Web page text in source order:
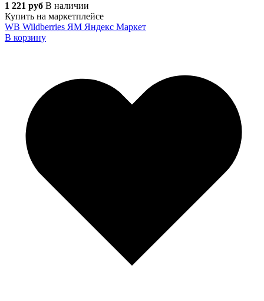
1 221 руб В наличии
Купить на маркетплейсе
WB Wildberries ЯМ Яндекс Маркет
В корзину